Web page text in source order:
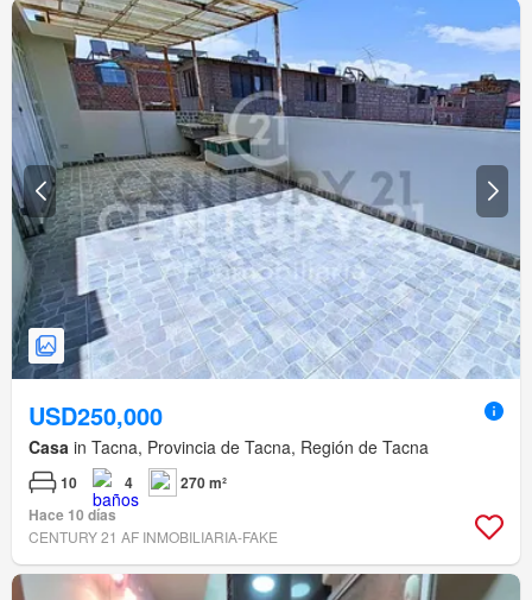
USD250,000
Casa in Tacna, Provincia de Tacna, Región de Tacna
10 4
270 m²
Hace 10 días
CENTURY 21 AF INMOBILIARIA-FAKE